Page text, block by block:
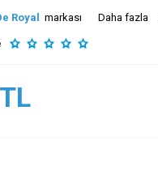
Royal markası Daha fazla
TL